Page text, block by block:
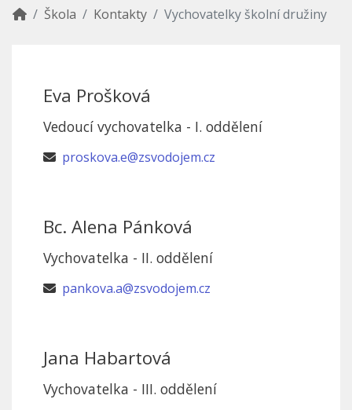
Škola Kontakty Vychovatelky školní družiny
Eva Prošková
Vedoucí vychovatelka - I. oddělení
proskova.e@zsvodojem.cz
Bc. Alena Pánková
Vychovatelka - II. oddělení
pankova.a@zsvodojem.cz
Jana Habartová
Vychovatelka - III. oddělení